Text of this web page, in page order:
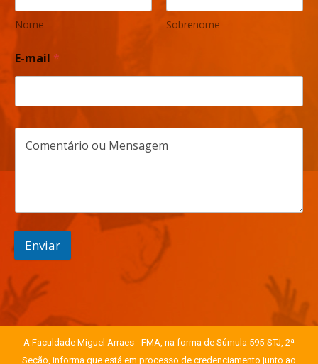
Nome Sobrenome
E-mail *
Enviar
A Faculdade Miguel Arraes - FMA, na forma de Súmula 595-STJ, 2ª
Seção, informa que está em processo de credenciamento junto ao